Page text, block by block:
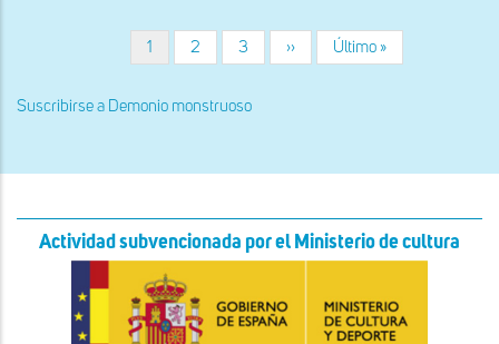
derecho
Paginación
Página
actual
1 Página
2 Página
3
Siguiente
página
››
Última
página
Último »
Suscribirse a Demonio monstruoso
Actividad subvencionada por el Ministerio de cultura